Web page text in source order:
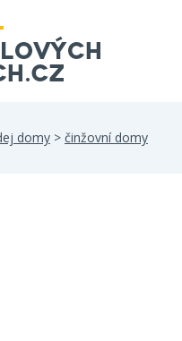
domy > činžovní domy